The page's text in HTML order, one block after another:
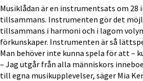
Musiklådan är en instrumentsats om
tillsammans. Instrumenten gör det
tillsammans i harmoni och i lagom
förkunskaper. Instrumenten är så
Man behöver inte kunna spela för att –
– Jag utgår från alla människors
till egna musikupplevelser, säger Mia